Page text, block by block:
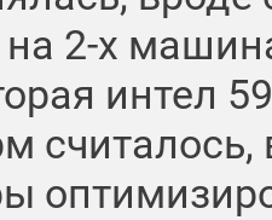
2-х
интел
считалось,